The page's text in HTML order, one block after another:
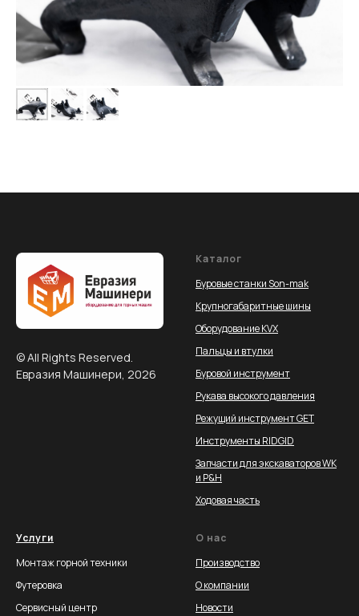
© All Rights Reserved.
Евразия Машинери, 2026
Каталог
Буровые станки Son-mak
Крупногабаритные шины
Оборудование KVX
Пальцы и втулки
Буровой инструмент
Рукава высокого давления
Режущий инструмент GET
Инструменты RIDGID
Запчасти для экскаваторов WK
и P&H
Ходовая часть
Услуги
Монтаж горной техники
Футеровка
Сервисный центр
О нас
Производство
О компании
Новости